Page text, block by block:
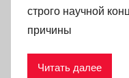
строго научной
причины
Читать далее